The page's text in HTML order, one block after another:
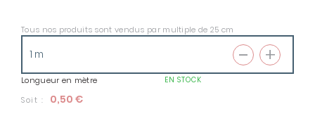
Tous nos produits sont vendus par multiple de 25 cm
Longueur en mètre EN STOCK
Soit : 0,50 €